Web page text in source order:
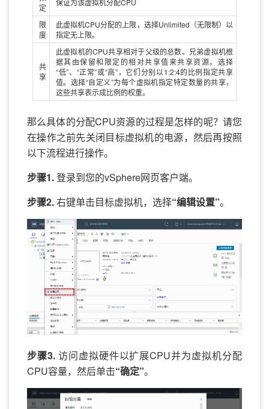
定
限
度
此虚拟机CPU分配的上限，选择Unlimited（无限制）以
指定无上限。
共
享
此虚拟机的CPU共享相对于父级的总数。兄弟虚拟机根
据其由保留和限定的相对共享值来共享资源。选择
“低”、“正常”或“高”，它们分别以1:2:4的比例指定共享
值。选择“自定义”为每个虚拟机指定特定数量的共享，
这些共享表示成比例的权重。
那么具体的分配CPU资源的过程是怎样的呢？请您
在操作之前先关闭目标虚拟机的电源，然后再按照
以下流程进行操作。
步骤1.登录到您的vSphere网页客户端。
步骤2.右键单击目标虚拟机，选择“编辑设置”。
步骤3.访问虚拟硬件以扩展CPU并为虚拟机分配
CPU容量，然后单击“确定”。